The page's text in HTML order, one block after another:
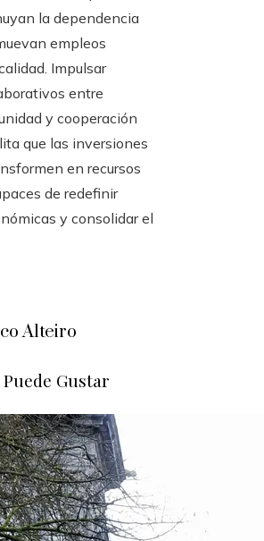
la dependencia
empleos
Impulsar
entre
y cooperación
que las inversiones
en recursos
de redefinir
y consolidar el
Alteiro
Gustar